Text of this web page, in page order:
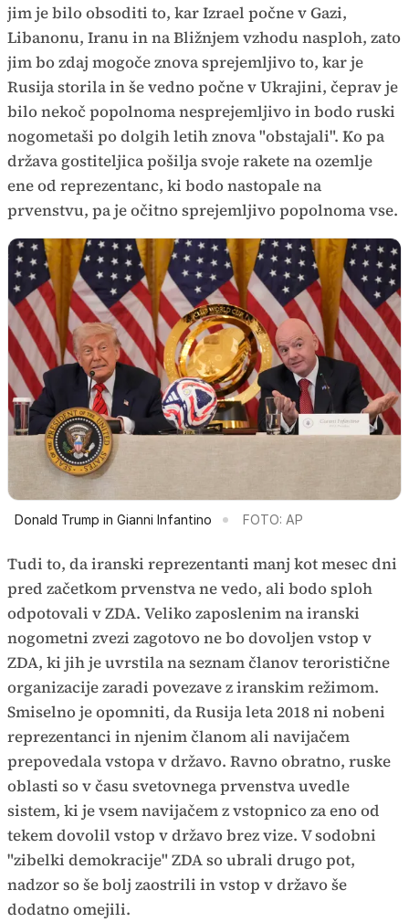
jim je bilo obsoditi to, kar Izrael počne v Gazi,
Libanonu, Iranu in na Bližnjem vzhodu nasploh, zato
jim bo zdaj mogoče znova sprejemljivo to, kar je
Rusija storila in še vedno počne v Ukrajini, čeprav je
bilo nekoč popolnoma nesprejemljivo in bodo ruski
nogometaši po dolgih letih znova "obstajali". Ko pa
država gostiteljica pošilja svoje rakete na ozemlje
ene od reprezentanc, ki bodo nastopale na
prvenstvu, pa je očitno sprejemljivo popolnoma vse.
Donald Trump in Gianni Infantino FOTO: AP
Tudi to, da iranski reprezentanti manj kot mesec dni
pred začetkom prvenstva ne vedo, ali bodo sploh
odpotovali v ZDA. Veliko zaposlenim na iranski
nogometni zvezi zagotovo ne bo dovoljen vstop v
ZDA, ki jih je uvrstila na seznam članov teroristične
organizacije zaradi povezave z iranskim režimom.
Smiselno je opomniti, da Rusija leta 2018 ni nobeni
reprezentanci in njenim članom ali navijačem
prepovedala vstopa v državo. Ravno obratno, ruske
oblasti so v času svetovnega prvenstva uvedle
sistem, ki je vsem navijačem z vstopnico za eno od
tekem dovolil vstop v državo brez vize. V sodobni
"zibelki demokracije" ZDA so ubrali drugo pot,
nadzor so še bolj zaostrili in vstop v državo še
dodatno omejili.